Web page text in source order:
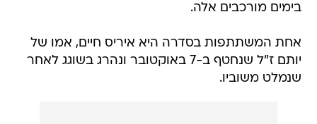
בימים מורכבים אלה.
אחת המשתתפות בסדרה היא איריס חיים, אמו של
יותם ז"ל שנחטף ב-7 באוקטובר ונהרג בשוגג לאחר
שנמלט משוביו.